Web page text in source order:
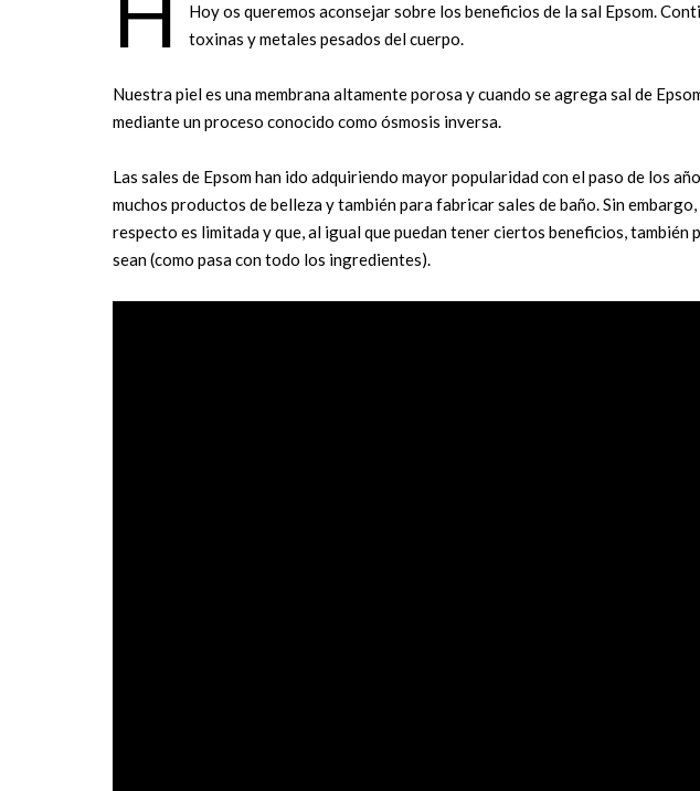
Hoy os queremos aconsejar sobre los beneficios de la sal Epsom.
toxinas y metales pesados ​​del cuerpo.
Nuestra piel es una membrana altamente porosa y cuando se agrega sal de
mediante un proceso conocido como ósmosis inversa.
Las sales de Epsom han ido adquiriendo mayor popularidad con el paso de los
muchos productos de belleza y también para fabricar sales de baño. Sin
respecto es limitada y que, al igual que puedan tener ciertos beneficios, también
sean (como pasa con todo los ingredientes).